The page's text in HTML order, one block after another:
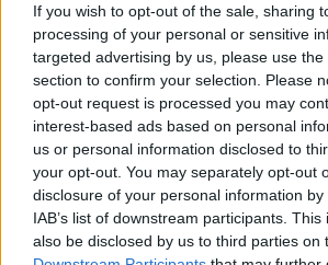
If you wish to opt-out of the sale, sharing
processing of your personal or sensitive
targeted advertising by us, please use
section to confirm your selection. Please
opt-out request is processed you may
interest-based ads based on personal
us or personal information disclosed to
your opt-out. You may separately opt-out
disclosure of your personal information
IAB’s list of downstream participants.
also be disclosed by us to third parties on
Till För?
Vad Är Blue Balls?
Man Det
6 Sätt Att Stärka